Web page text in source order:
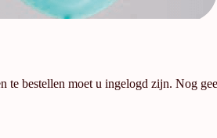
te bestellen moet u ingelogd zijn. Nog